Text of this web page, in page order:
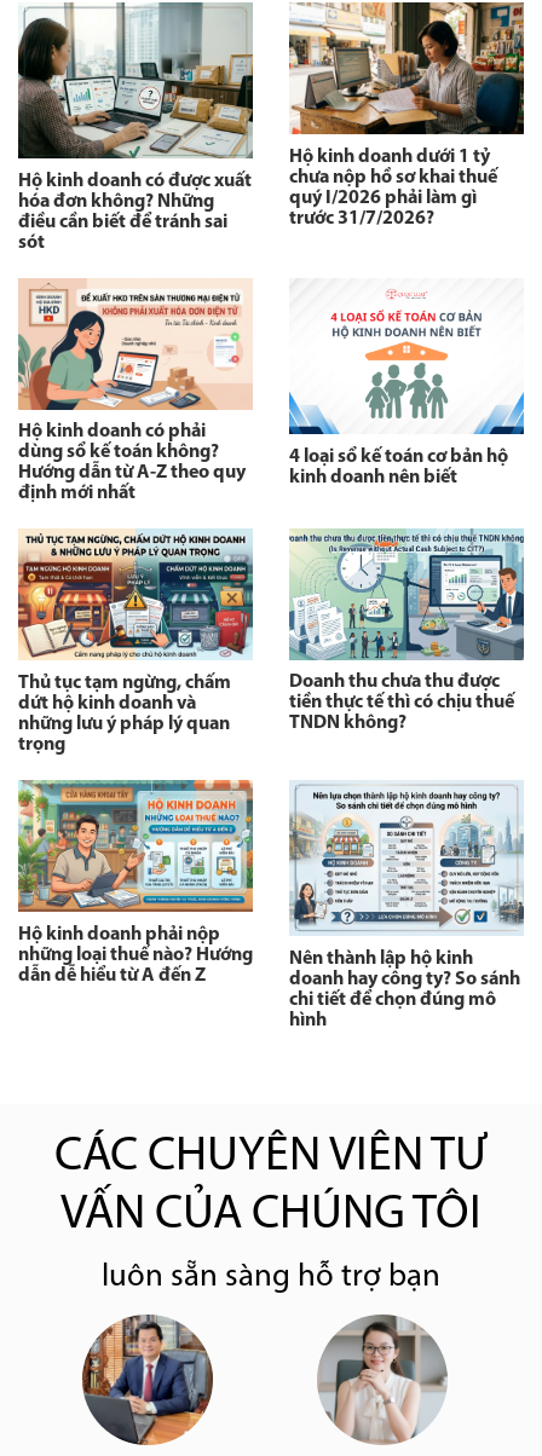
Hộ kinh doanh có được xuất
hóa đơn không? Những
điều cần biết để tránh sai
sót
Hộ kinh doanh dưới 1 tỷ
chưa nộp hồ sơ khai thuế
quý I/2026 phải làm gì
trước 31/7/2026?
Hộ kinh doanh có phải
dùng sổ kế toán không?
Hướng dẫn từ A-Z theo quy
định mới nhất
4 loại sổ kế toán cơ bản hộ
kinh doanh nên biết
Thủ tục tạm ngừng, chấm
dứt hộ kinh doanh và
những lưu ý pháp lý quan
trọng
Doanh thu chưa thu được
tiền thực tế thì có chịu thuế
TNDN không?
Hộ kinh doanh phải nộp
những loại thuế nào? Hướng
dẫn dễ hiểu từ A đến Z
Nên thành lập hộ kinh
doanh hay công ty? So sánh
chi tiết để chọn đúng mô
hình
CÁC CHUYÊN VIÊN TƯ
VẤN CỦA CHÚNG TÔI
luôn sẵn sàng hỗ trợ bạn